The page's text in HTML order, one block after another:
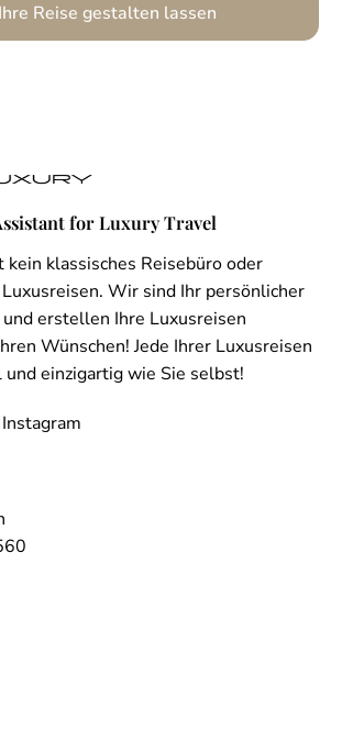
Reise gestalten lassen
for Luxury Travel
kein klassisches Reisebüro oder
Wir sind Ihr persönlicher
erstellen Ihre Luxusreisen
Wünschen! Jede Ihrer Luxusreisen
einzigartig wie Sie selbst!
Instagram